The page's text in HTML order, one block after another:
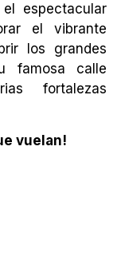
espectacular
el vibrante
los grandes
famosa calle
fortalezas
vuelan!